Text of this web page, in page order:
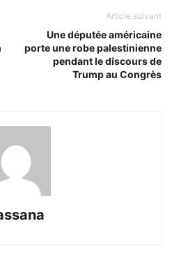
Article suivant
Une députée américaine
porte une robe palestinienne
pendant le discours de
Trump au Congrès